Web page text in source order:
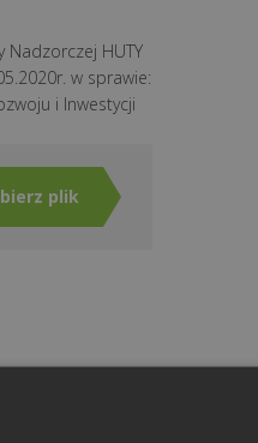
Nadzorczej HUTY
w sprawie:
i Inwestycji
plik